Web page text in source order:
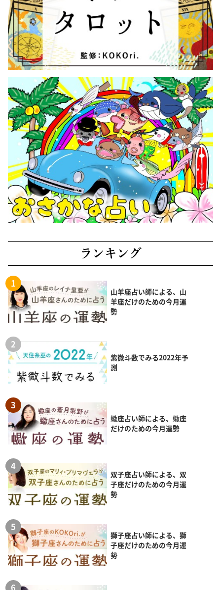
ランキング
山羊座占い師による、山
羊座だけのための今月運
勢
紫微斗数でみる2022年予
測
蠍座占い師による、蠍座
だけのための今月運勢
双子座占い師による、双
子座だけのための今月運
勢
獅子座占い師による、獅
子座だけのための今月運
勢